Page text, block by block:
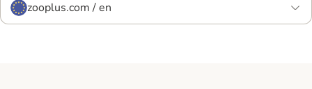
zooplus.com / en